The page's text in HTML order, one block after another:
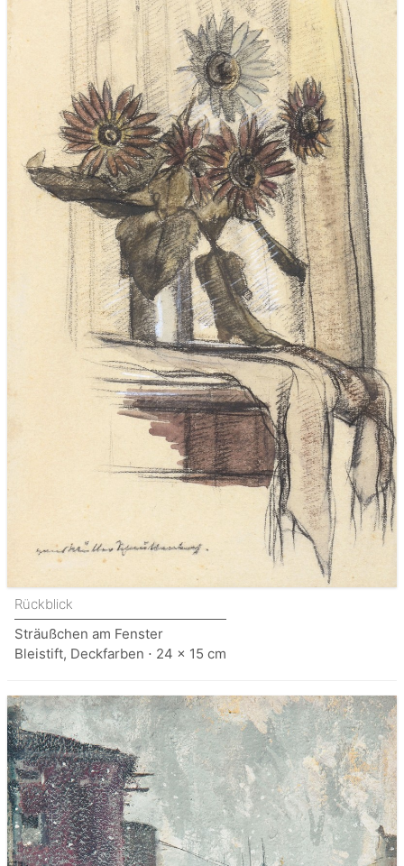
Rückblick
Sträußchen am Fenster
Bleistift, Deckfarben ⋅ 24 x 15 cm